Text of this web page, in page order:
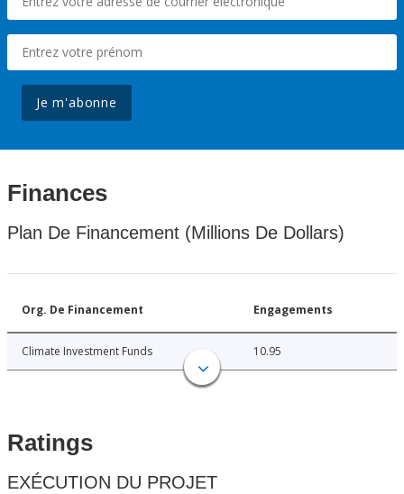
Je m'abonne
Finances
Plan De Financement (Millions De Dollars)
Org. De Financement Engagements
Climate Investment Funds 10.95
Ratings
EXÉCUTION DU PROJET